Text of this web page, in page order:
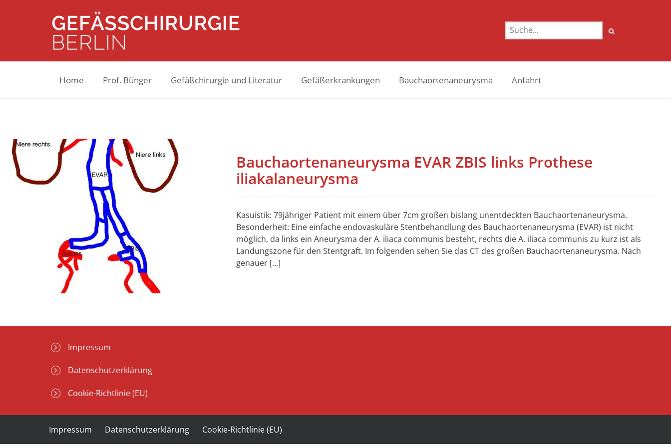
Home Prof. Bünger Gefäßchirurgie und Literatur Gefäßerkrankungen Bauchaortenaneurysma Anfahrt
Bauchaortenaneurysma EVAR ZBIS links Prothese
iliakalaneurysma
Kasuistik: 79jähriger Patient mit einem über 7cm großen bislang unentdeckten Bauchaortenaneurysma.
Besonderheit: Eine einfache endovaskuläre Stentbehandlung des Bauchaortenaneurysma (EVAR) ist nicht
möglich, da links ein Aneurysma der A. iliaca communis besteht, rechts die A. iliaca communis zu kurz ist als
Landungszone für den Stentgraft. Im folgenden sehen Sie das CT des großen Bauchaortenaneurysma. Nach
genauer [...]
Impressum
Datenschutzerklärung
Cookie-Richtlinie (EU)
Impressum Datenschutzerklärung Cookie-Richtlinie (EU)